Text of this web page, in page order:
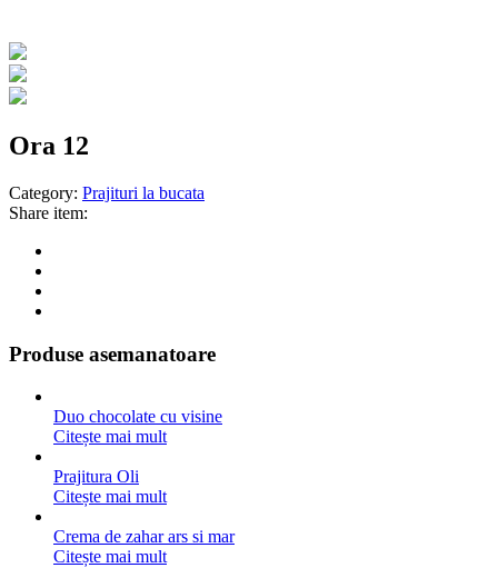
Ora 12
Category: Prajituri la bucata
Share item:
Produse asemanatoare
Duo chocolate cu visine
Citește mai mult
Prajitura Oli
Citește mai mult
Crema de zahar ars si mar
Citește mai mult